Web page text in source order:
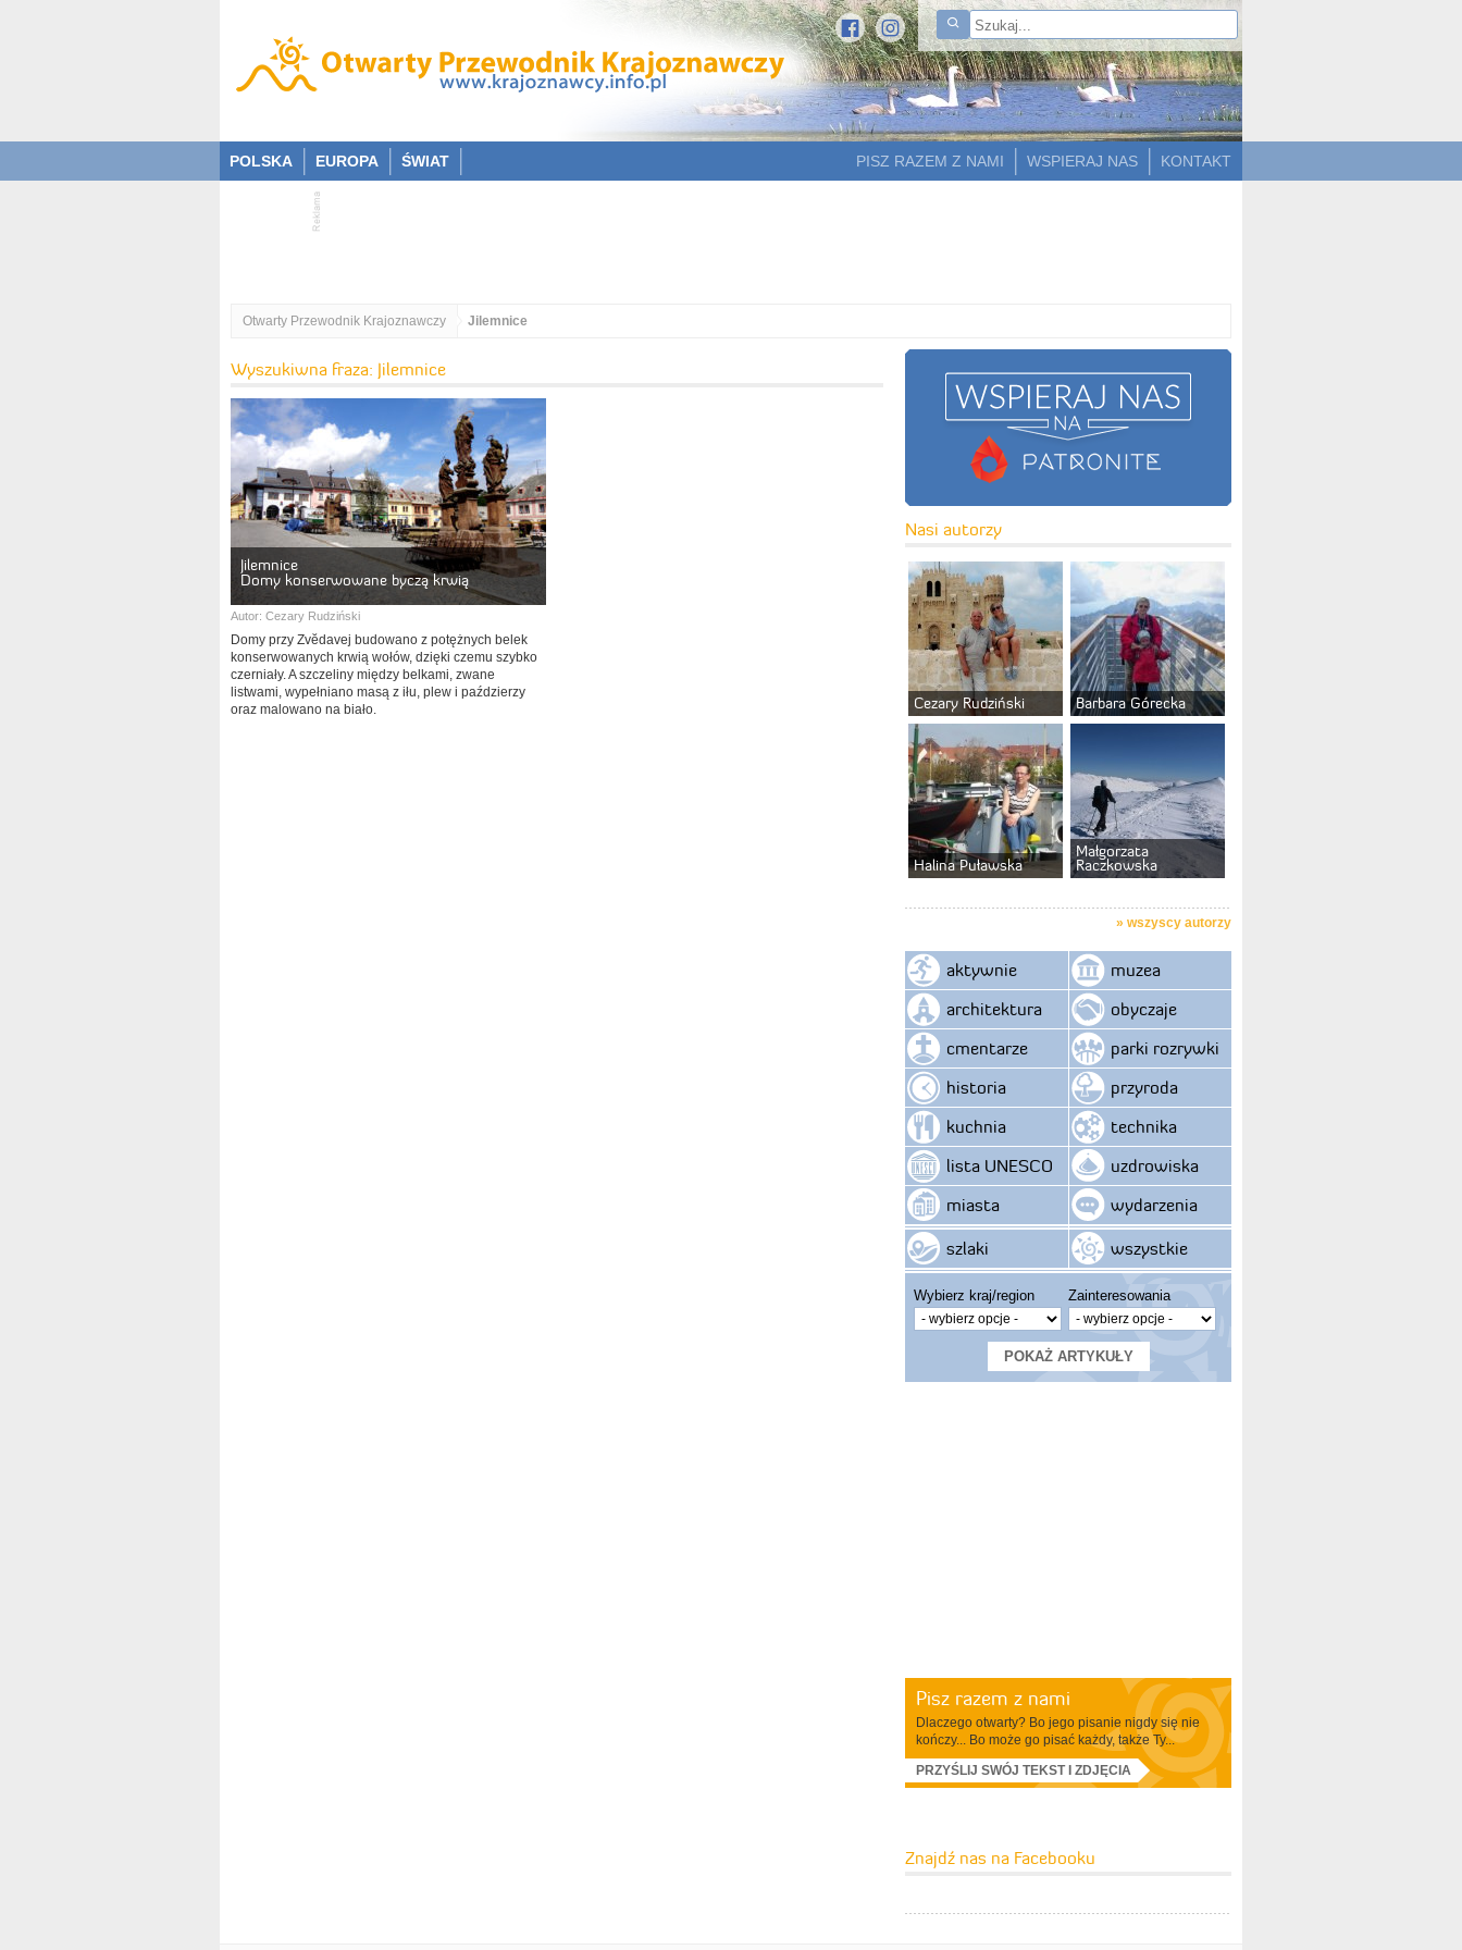
POLSKA EUROPA ŚWIAT KONTAKT
WSPIERAJ NAS
PISZ RAZEM Z NAMI
Otwarty Przewodnik Krajoznawczy Jilemnice
Wyszukiwna fraza: Jilemnice
Jilemnice
Domy konserwowane byczą krwią
Autor: Cezary Rudziński
Domy przy Zvĕdavej budowano z potężnych belek
konserwowanych krwią wołów, dzięki czemu szybko
czerniały. A szczeliny między belkami, zwane
listwami, wypełniano masą z iłu, plew i paździerzy
oraz malowano na biało.
Nasi autorzy
Cezary Rudziński Barbara Górecka
Halina Puławska
Małgorzata
Raczkowska
» wszyscy autorzy
aktywnie
architektura
cmentarze
historia
kuchnia
lista UNESCO
miasta
szlaki
muzea
obyczaje
parki rozrywki
przyroda
technika
uzdrowiska
wydarzenia
wszystkie
Wybierz kraj/region Zainteresowania
Pisz razem z nami
Dlaczego otwarty? Bo jego pisanie nigdy się nie
kończy... Bo może go pisać każdy, także Ty...
PRZYŚLIJ SWÓJ TEKST I ZDJĘCIA
Znajdź nas na Facebooku